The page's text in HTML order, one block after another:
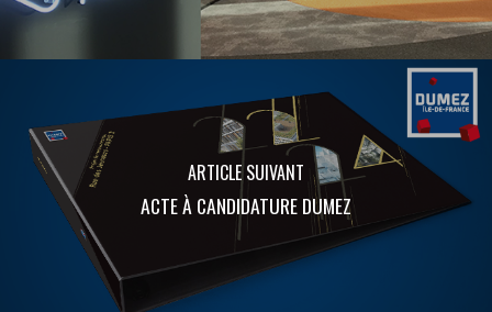
ARTICLE SUIVANT
ACTE À CANDIDATURE DUMEZ